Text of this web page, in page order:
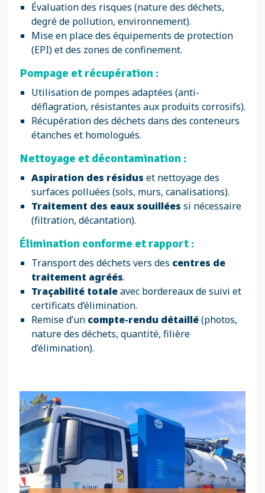
Évaluation des risques (nature des déchets,
degré de pollution, environnement).
Mise en place des équipements de protection
(EPI) et des zones de confinement.
Pompage et récupération :
Utilisation de pompes adaptées (anti-
déflagration, résistantes aux produits corrosifs).
Récupération des déchets dans des conteneurs
étanches et homologués.
Nettoyage et décontamination :
Aspiration des résidus et nettoyage des
surfaces polluées (sols, murs, canalisations).
Traitement des eaux souillées si nécessaire
(filtration, décantation).
Élimination conforme et rapport :
Transport des déchets vers des centres de
traitement agréés.
Traçabilité totaleavec bordereaux de suivi et
certificats d’élimination.
Remise d’un compte-rendu détaillé(photos,
nature des déchets, quantité, filière
d’élimination).